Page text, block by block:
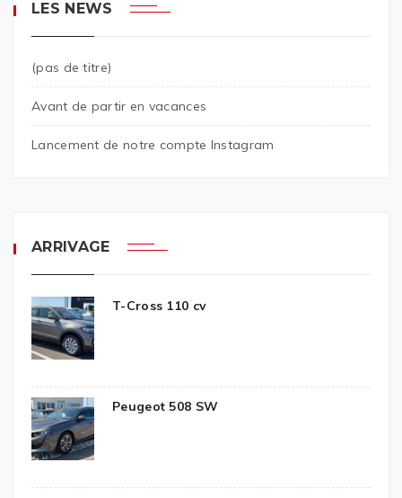
LES NEWS
(pas de titre)
Avant de partir en vacances
Lancement de notre compte Instagram
ARRIVAGE
T-Cross 110 cv
Peugeot 508 SW